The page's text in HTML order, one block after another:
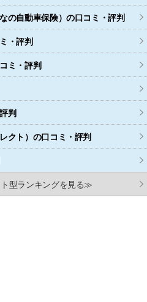
の自動車保険）の口コミ・評判
・評判
ミ・評判
判
クト） の口コミ・評判
型ランキングを見る≫